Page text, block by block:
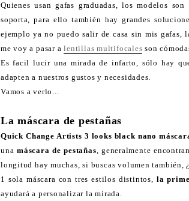
Quienes usan gafas graduadas, los modelos
soporta, para ello también hay grandes
ejemplo ya no puedo salir de casa sin mis gafas,
me voy a pasar alentillas multifocales son
Es facil lucir una mirada de infarto, sólo hay
adapten a nuestros gustos y necesidades.
Vamos a verlo...
La máscara de pestañas
Quick Change Artists 3 looks black nano
una máscara de pestañas, generalmente
longitud hay muchas, si buscas volumen también,
1 sola máscara con tres estilos distintos, la
ayudará a personalizar la mirada.